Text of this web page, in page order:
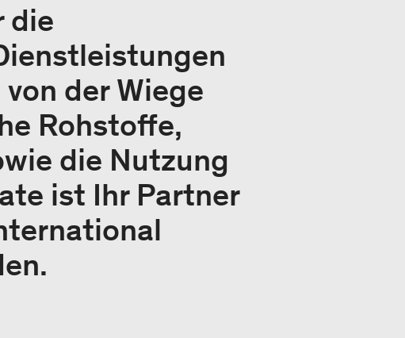
die
der Wiege
Rohstoffe,
die Nutzung
ist Ihr Partner